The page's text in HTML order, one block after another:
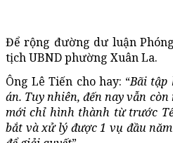
Để rộng đường dư luận
tịch UBND phường Xuân La.
Ông Lê Tiến cho hay: “Bãi tập
án. Tuy nhiên, đến nay vẫn
mới chỉ hình thành từ trước
bắt và xử lý được 1 vụ đầu